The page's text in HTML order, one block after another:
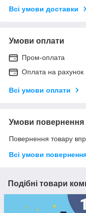
Всі умови доставки
Умови оплати
Пром-оплата
Оплата на рахунок
Всі умови оплати
Умови повернення
Повернення товару
Всі умови
Подібні товари